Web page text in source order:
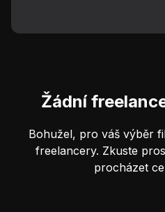
Žádní
Bohužel, pro váš výběr
freelancery. Zkuste
procházet